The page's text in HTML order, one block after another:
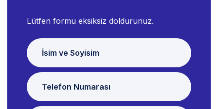
Lütfen formu eksiksiz doldurunuz.